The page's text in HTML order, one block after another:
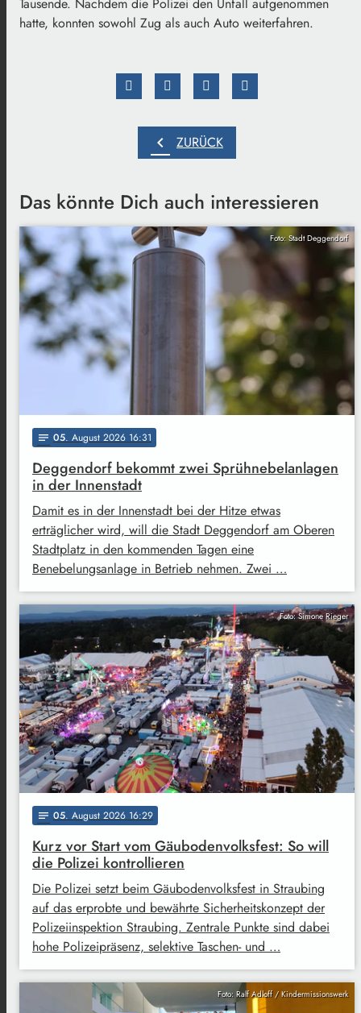
hatte, konnten sowohl Zug als auch Auto weiterfahren.
chevron_left ZURÜCK
Das könnte Dich auch interessieren
Foto: Stadt Deggendorf
notes 05. August 2026 16:31
Deggendorf bekommt zwei Sprühnebelanlagen
in der Innenstadt
Damit es in der Innenstadt bei der Hitze etwas
erträglicher wird, will die Stadt Deggendorf am Oberen
Stadtplatz in den kommenden Tagen eine
Benebelungsanlage in Betrieb nehmen. Zwei …
Foto: Simone Rieger
notes 05. August 2026 16:29
Kurz vor Start vom Gäubodenvolksfest: So will
die Polizei kontrollieren
Die Polizei setzt beim Gäubodenvolksfest in Straubing
auf das erprobte und bewährte Sicherheitskonzept der
Polizeiinspektion Straubing. Zentrale Punkte sind dabei
hohe Polizeipräsenz, selektive Taschen- und …
Foto: Ralf Adloff / Kindermissionswerk